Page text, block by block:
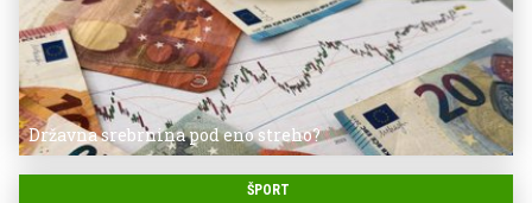
Državna srebrnina pod eno streho?
ŠPORT